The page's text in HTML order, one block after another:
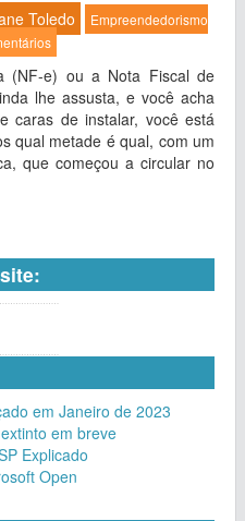
Toledo
Empreendedorismo
(NF-e) ou a Nota Fiscal de
lhe assusta, e você acha
caras de instalar, você está
qual metade é qual, com um
que começou a circular no
em Janeiro de 2023
em breve
Explicado
Open